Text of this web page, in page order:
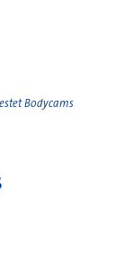
Bodycams